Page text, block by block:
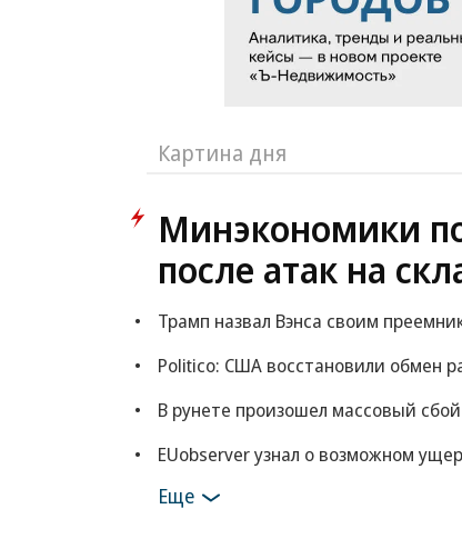
Картина дня
Минэкономики
после атак на
Трамп назвал Вэнса своим
Politico: США восстановили обмен
В рунете произошел массовый сбой
EUobserver узнал о возможном
Еще